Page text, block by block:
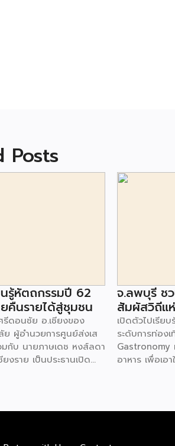
Posts
นรู้หัตถกรรมปี 62
คืนรายได้สู่ชุมชน
ดอนชัย อ.เชียงของ
ผู้อำนวยการศูนย์ส่งเส
มกับ นายภาษเดช หงส์ลดา
งราย เป็นประธานเปิด
ถกรรม และทายาทช่าง
จ.ลพบุรี ช
สัมผัสวิถีแ
เปิดตัวไปเรีย
ระดับการท่อง
Gastronomy
อาหาร เพื่อเอ
วัฒนธรรม